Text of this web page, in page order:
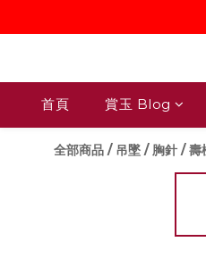
首頁 賞玉 Blog
全部商品 / 吊墜 / 胸針 /壽